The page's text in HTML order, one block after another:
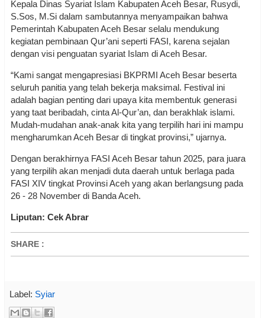
Kepala Dinas Syariat Islam Kabupaten Aceh Besar, Rusydi,
S.Sos, M.Si dalam sambutannya menyampaikan bahwa
Pemerintah Kabupaten Aceh Besar selalu mendukung
kegiatan pembinaan Qur’ani seperti FASI, karena sejalan
dengan visi penguatan syariat Islam di Aceh Besar.
“Kami sangat mengapresiasi BKPRMI Aceh Besar beserta
seluruh panitia yang telah bekerja maksimal. Festival ini
adalah bagian penting dari upaya kita membentuk generasi
yang taat beribadah, cinta Al-Qur’an, dan berakhlak islami.
Mudah-mudahan anak-anak kita yang terpilih hari ini mampu
mengharumkan Aceh Besar di tingkat provinsi,” ujarnya.
Dengan berakhirnya FASI Aceh Besar tahun 2025, para juara
yang terpilih akan menjadi duta daerah untuk berlaga pada
FASI XIV tingkat Provinsi Aceh yang akan berlangsung pada
26 - 28 November di Banda Aceh.
Liputan: Cek Abrar
SHARE :
Label: Syiar